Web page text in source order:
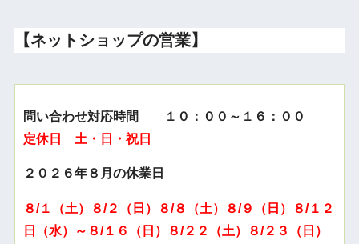
【ネットショップの営業】
問い合わせ対応時間 １０：００～１６：００
定休日 土・日・祝日
２０２６年８月の休業日
８/１（土）８/２（日）８/８（土）８/９（日）８/１２
日（水）～８/１６（日）８/２２（土）８/２３（日）